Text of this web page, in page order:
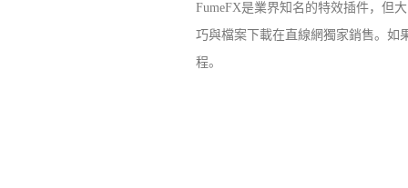
FumeFX是業界知名的特效插件，但
巧與檔案下載在直線網獨家銷售。如
程。